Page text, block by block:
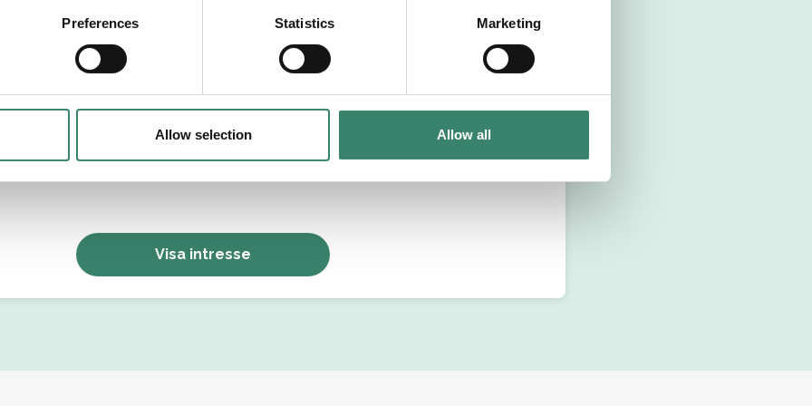
Preferences Statistics Marketing
Allow selection Allow all
Jag godkänner Sverek’sanvändarvillkorochsekretesspolicy
Visa intresse